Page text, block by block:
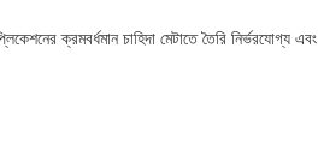
ক্রমবর্ধমান চাহিদা মেটাতে তৈরি নির্ভরযোগ্য এবং